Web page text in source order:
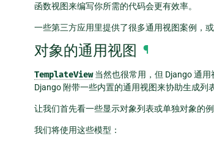
函数视图来编写你所需的代码会更有效率。
一些第三方应用里提供了很多通用视图案例，
对象的通用视图 ¶
TemplateView当然也很常用，但 Django 通用
Django 附带一些内置的通用视图来协助生成列
让我们首先看一些显示对象列表或单独对象的例
我们将使用这些模型：